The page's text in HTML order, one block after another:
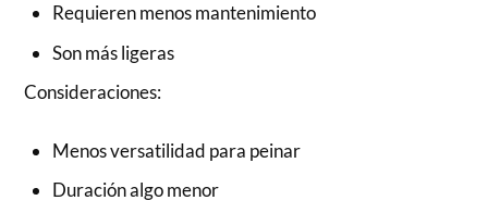
Requieren menos mantenimiento
Son más ligeras
Consideraciones:
Menos versatilidad para peinar
Duración algo menor